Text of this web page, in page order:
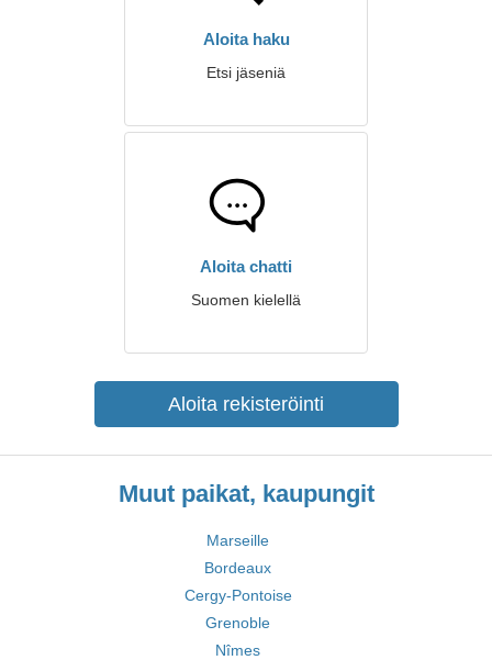
Aloita haku
Etsi jäseniä
Aloita chatti
Suomen kielellä
Aloita rekisteröinti
Muut paikat, kaupungit
Marseille
Bordeaux
Cergy-Pontoise
Grenoble
Nîmes